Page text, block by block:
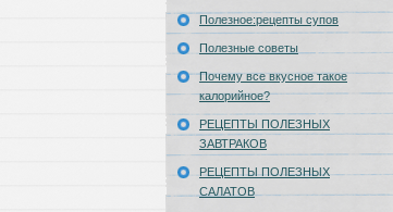
Полезное:рецепты супов
Полезные советы
Почему все вкусное такое
калорийное?
РЕЦЕПТЫ ПОЛЕЗНЫХ
ЗАВТРАКОВ
РЕЦЕПТЫ ПОЛЕЗНЫХ
САЛАТОВ